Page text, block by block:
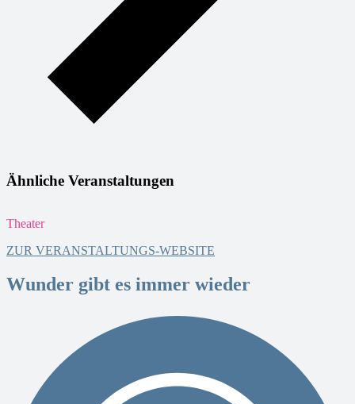
Ähnliche Veranstaltungen
Theater
ZUR VERANSTALTUNGS-WEBSITE
Wunder gibt es immer wieder